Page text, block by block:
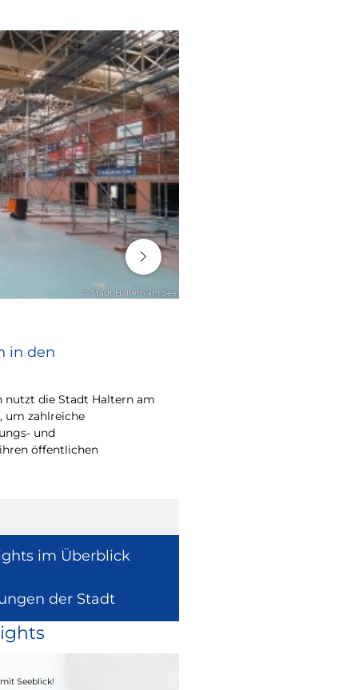
© Stadt Haltern am See
in den
nutzt die Stadt Haltern am
um zahlreiche
und
öffentlichen
im Überblick
der Stadt
Seeblick!